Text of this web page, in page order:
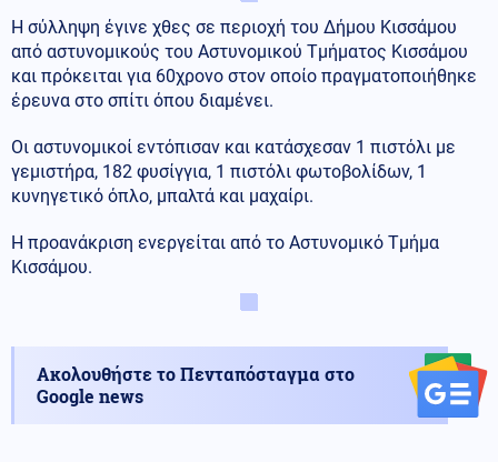
Η σύλληψη έγινε χθες σε περιοχή του Δήμου Κισσάμου
από αστυνομικούς του Αστυνομικού Τμήματος Κισσάμου
και πρόκειται για 60χρονο στον οποίο πραγματοποιήθηκε
έρευνα στο σπίτι όπου διαμένει.
Οι αστυνομικοί εντόπισαν και κατάσχεσαν 1 πιστόλι με
γεμιστήρα, 182 φυσίγγια, 1 πιστόλι φωτοβολίδων, 1
κυνηγετικό όπλο, μπαλτά και μαχαίρι.
Η προανάκριση ενεργείται από το Αστυνομικό Τμήμα
Κισσάμου.
Ακολουθήστε το Πενταπόσταγμα στο
Google news